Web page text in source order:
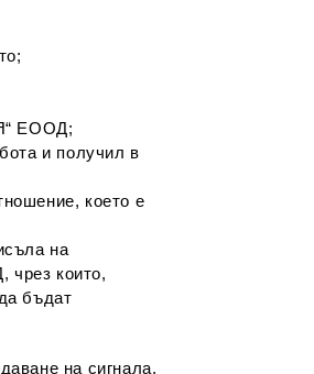
ЕООД;
и получил в
което е
на
които,
бъдат
на сигнала,